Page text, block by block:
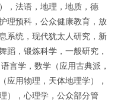
，法语，地理，地质，德
理预科，公众健康教育，放
系统，现代犹太人研究，新
蹈，锻炼科学，一般研究，
言学，数学（应用古典派，
应用物理，天体地理学），
），心理学，公众部分管